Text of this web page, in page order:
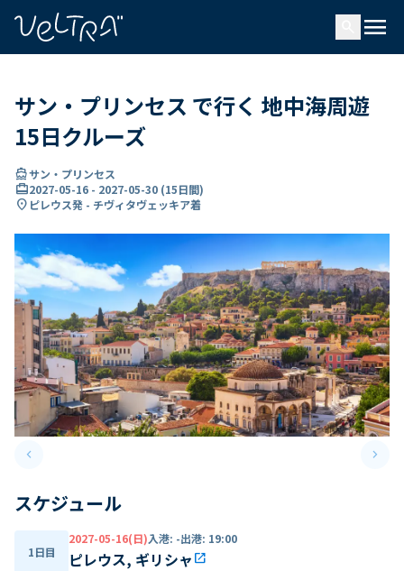
menu
サン・プリンセス で行く 地中海周遊
15日クルーズ
directions_boatサン・プリンセス
card_travel2027-05-16 - 2027-05-30 (15日間)
location_on ピレウス発 - チヴィタヴェッキア着
keyboard_arrow_leftPrevious slide keyboard_arrow_right
スケジュール
1日目
2027-05-16(日)入港: -出港: 19:00
ピレウス, ギリシャ open_in_new